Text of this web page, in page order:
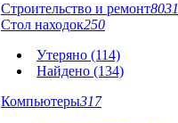
Строительство и ремонт8031
Стол находок250
Утеряно (114)
Найдено (134)
Компьютеры317